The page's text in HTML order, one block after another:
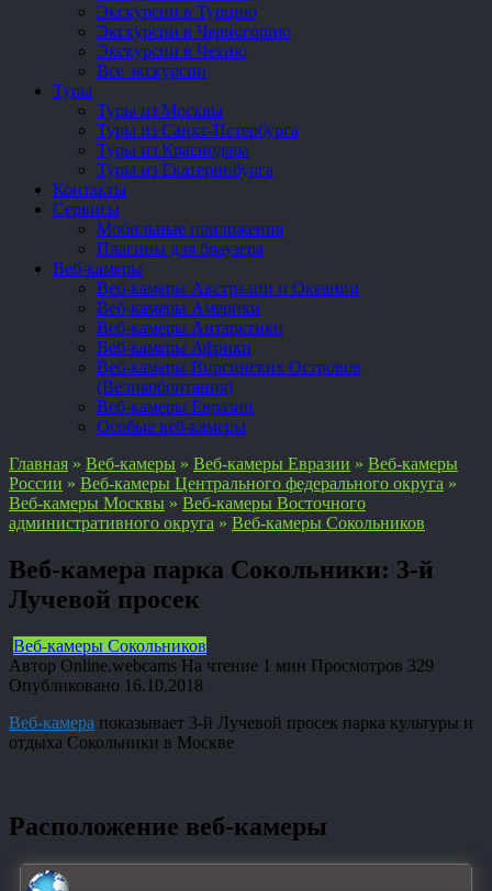
Экскурсии в Турцию
Экскурсии в Черногорию
Экскурсии в Чехию
Все экскурсии
Туры
Туры из Москвы
Туры из Санкт-Петербурга
Туры из Краснодара
Туры из Екатеринбурга
Контакты
Сервисы
Мобильные приложения
Плагины для браузера
Веб-камеры
Веб-камеры Австралии и Океании
Веб-камеры Америки
Веб-камеры Антарктики
Веб-камеры Африки
Веб-камеры Виргинских Островов
(Великобритания)
Веб-камеры Евразии
Особые веб-камеры
Главная » Веб-камеры » Веб-камеры Евразии » Веб-камеры
России » Веб-камеры Центрального федерального округа »
Веб-камеры Москвы » Веб-камеры Восточного
административного округа » Веб-камеры Сокольников
Веб-камера парка Сокольники: 3-й
Лучевой просек
Веб-камеры Сокольников
Автор Online.webcams На чтение 1 мин Просмотров 329
Опубликовано 16.10.2018
Веб-камера показывает 3-й Лучевой просек парка культуры и
отдыха Сокольники в Москве
Расположение веб-камеры